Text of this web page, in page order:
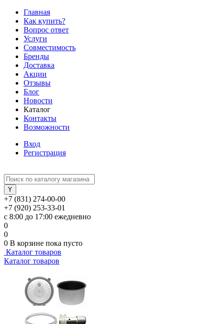
Главная
Как купить?
Вопрос ответ
Услуги
Совместимость
Бренды
Доставка
Акции
Отзывы
Блог
Новости
Каталог
Контакты
Возможности
Вход
Регистрация
+7 (831) 274-00-00
+7 (920) 253-33-01
с 8:00 до 17:00 ежедневно
0
0
0 В корзине пока пусто
Каталог товаров
Каталог товаров